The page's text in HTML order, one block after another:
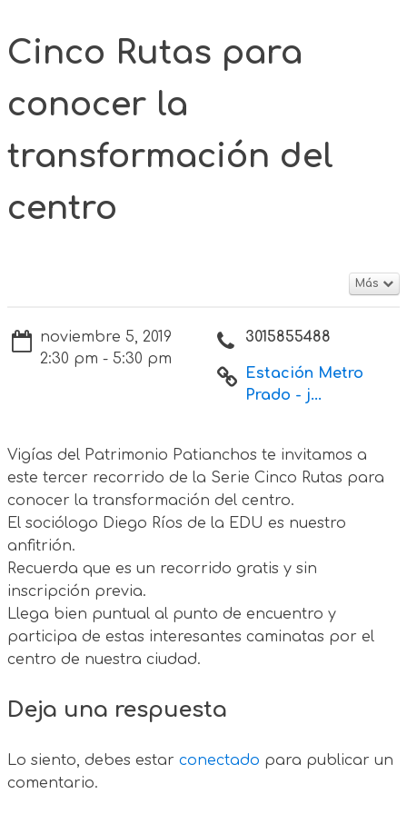
Cinco Rutas para
conocer la
transformación del
centro
Más
noviembre 5, 2019
2:30 pm - 5:30 pm
3015855488
Estación Metro
Prado - j...
Vigías del Patrimonio Patianchos te invitamos a
este tercer recorrido de la Serie Cinco Rutas para
conocer la transformación del centro.
El sociólogo Diego Ríos de la EDU es nuestro
anfitrión.
Recuerda que es un recorrido gratis y sin
inscripción previa.
Llega bien puntual al punto de encuentro y
participa de estas interesantes caminatas por el
centro de nuestra ciudad.
Deja una respuesta
Lo siento, debes estar conectado para publicar un
comentario.